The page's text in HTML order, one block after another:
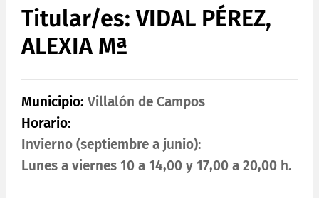
Titular/es: VIDAL PÉREZ,
ALEXIA Mª
Municipio: Villalón de Campos
Horario:
Invierno (septiembre a junio):
Lunes a viernes 10 a 14,00 y 17,00 a 20,00 h.